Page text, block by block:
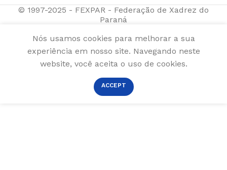
© 1997-2025 - FEXPAR - Federação de Xadrez do
Paraná
Nós usamos cookies para melhorar a sua
experiência em nosso site. Navegando neste
website, você aceita o uso de cookies.
ACCEPT